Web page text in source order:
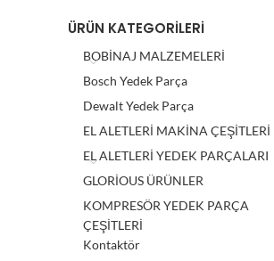
ÜRÜN KATEGORILERI
BOBİNAJ MALZEMELERİ
Bosch Yedek Parça
Dewalt Yedek Parça
EL ALETLERİ MAKİNA ÇEŞİTLERİ
EL ALETLERİ YEDEK PARÇALARI
GLORİOUS ÜRÜNLER
KOMPRESÖR YEDEK PARÇA
ÇEŞİTLERİ
Kontaktör